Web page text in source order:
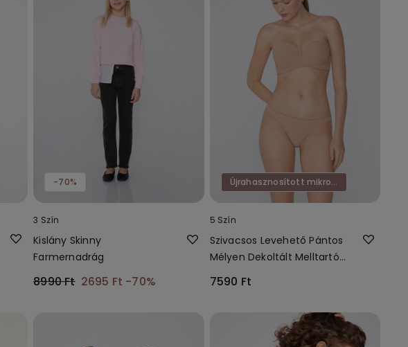
-70%
3 Szín
Kislány Skinny
Farmernadrág
8990 Ft 2695 Ft -70%
Újrahasznosított mikroszál
5 Szín
Szivacsos Levehető Pántos
Mélyen Dekoltált Melltartó
Mikroszálas Anyagból
7590 Ft